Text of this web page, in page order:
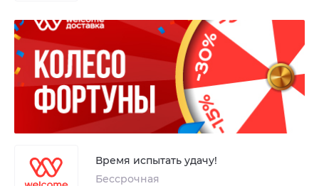
Время испытать удачу!
Бессрочная